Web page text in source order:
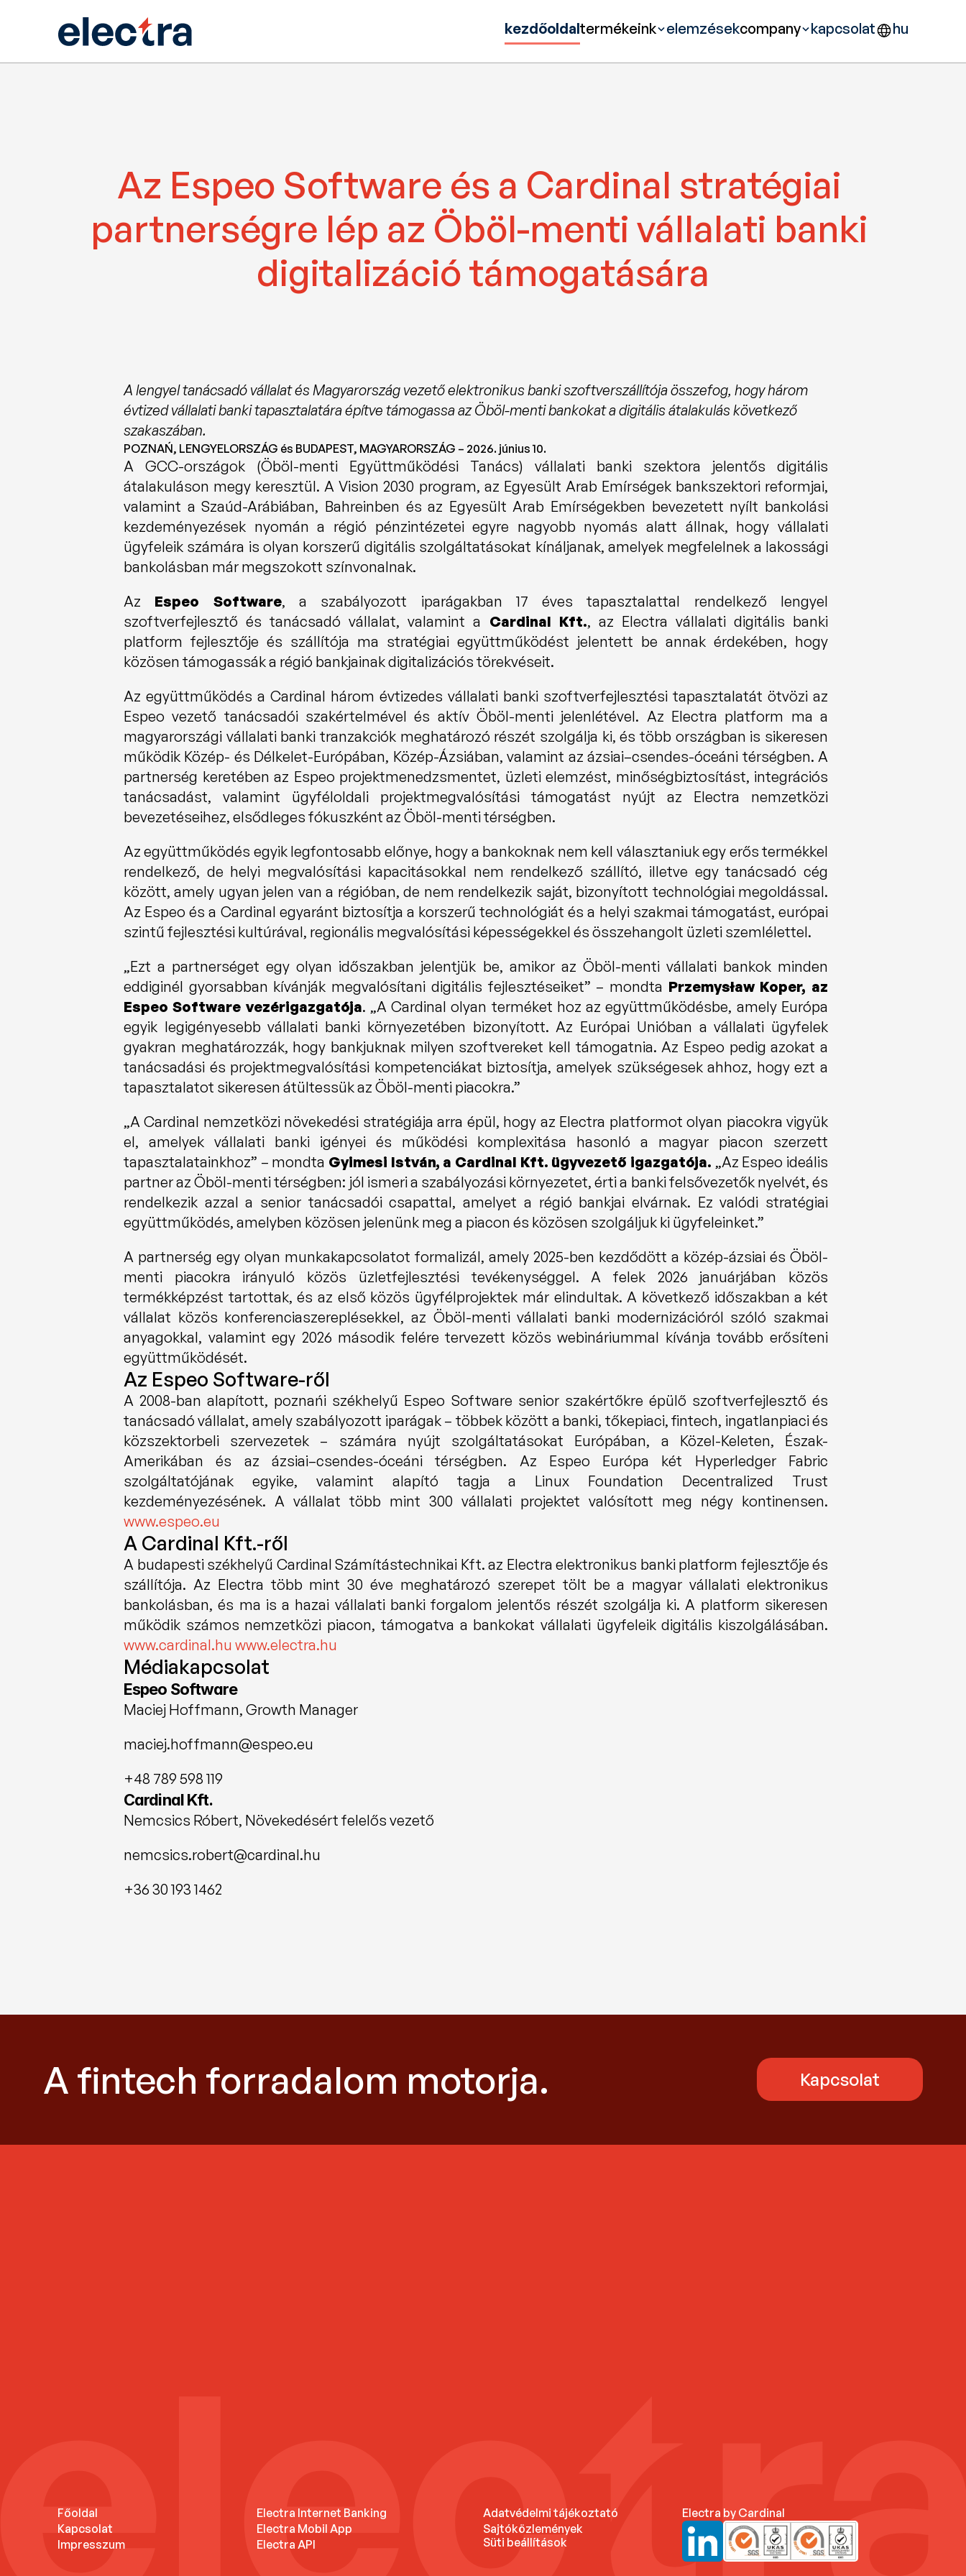
kezdőoldaltermékeink elemzésekcompany kapcsolat hu
Az Espeo Software és a Cardinal stratégiai
partnerségre lép az Öböl-menti vállalati banki
digitalizáció támogatására
A lengyel tanácsadó vállalat és Magyarország vezető elektronikus banki szoftverszállítója összefog, hogy három
évtized vállalati banki tapasztalatára építve támogassa az Öböl-menti bankokat a digitális átalakulás következő
szakaszában.
POZNAŃ, LENGYELORSZÁG és BUDAPEST, MAGYARORSZÁG – 2026. június 10.
A GCC-országok (Öböl-menti Együttműködési Tanács) vállalati banki szektora jelentős digitális
átalakuláson megy keresztül. A Vision 2030 program, az Egyesült Arab Emírségek bankszektori reformjai,
valamint a Szaúd-Arábiában, Bahreinben és az Egyesült Arab Emírségekben bevezetett nyílt bankolási
kezdeményezések nyomán a régió pénzintézetei egyre nagyobb nyomás alatt állnak, hogy vállalati
ügyfeleik számára is olyan korszerű digitális szolgáltatásokat kínáljanak, amelyek megfelelnek a lakossági
bankolásban már megszokott színvonalnak.
Az Espeo Software, a szabályozott iparágakban 17 éves tapasztalattal rendelkező lengyel
szoftverfejlesztő és tanácsadó vállalat, valamint a Cardinal Kft., az Electra vállalati digitális banki
platform fejlesztője és szállítója ma stratégiai együttműködést jelentett be annak érdekében, hogy
közösen támogassák a régió bankjainak digitalizációs törekvéseit.
Az együttműködés a Cardinal három évtizedes vállalati banki szoftverfejlesztési tapasztalatát ötvözi az
Espeo vezető tanácsadói szakértelmével és aktív Öböl-menti jelenlétével. Az Electra platform ma a
magyarországi vállalati banki tranzakciók meghatározó részét szolgálja ki, és több országban is sikeresen
működik Közép- és Délkelet-Európában, Közép-Ázsiában, valamint az ázsiai–csendes-óceáni térségben. A
partnerség keretében az Espeo projektmenedzsmentet, üzleti elemzést, minőségbiztosítást, integrációs
tanácsadást, valamint ügyféloldali projektmegvalósítási támogatást nyújt az Electra nemzetközi
bevezetéseihez, elsődleges fókuszként az Öböl-menti térségben.
Az együttműködés egyik legfontosabb előnye, hogy a bankoknak nem kell választaniuk egy erős termékkel
rendelkező, de helyi megvalósítási kapacitásokkal nem rendelkező szállító, illetve egy tanácsadó cég
között, amely ugyan jelen van a régióban, de nem rendelkezik saját, bizonyított technológiai megoldással.
Az Espeo és a Cardinal egyaránt biztosítja a korszerű technológiát és a helyi szakmai támogatást, európai
szintű fejlesztési kultúrával, regionális megvalósítási képességekkel és összehangolt üzleti szemlélettel.
„Ezt a partnerséget egy olyan időszakban jelentjük be, amikor az Öböl-menti vállalati bankok minden
eddiginél gyorsabban kívánják megvalósítani digitális fejlesztéseiket” – mondta Przemysław Koper, az
Espeo Software vezérigazgatója. „A Cardinal olyan terméket hoz az együttműködésbe, amely Európa
egyik legigényesebb vállalati banki környezetében bizonyított. Az Európai Unióban a vállalati ügyfelek
gyakran meghatározzák, hogy bankjuknak milyen szoftvereket kell támogatnia. Az Espeo pedig azokat a
tanácsadási és projektmegvalósítási kompetenciákat biztosítja, amelyek szükségesek ahhoz, hogy ezt a
tapasztalatot sikeresen átültessük az Öböl-menti piacokra.”
„A Cardinal nemzetközi növekedési stratégiája arra épül, hogy az Electra platformot olyan piacokra vigyük
el, amelyek vállalati banki igényei és működési komplexitása hasonló a magyar piacon szerzett
tapasztalatainkhoz” – mondta Gyimesi István, a Cardinal Kft. ügyvezető igazgatója. „Az Espeo ideális
partner az Öböl-menti térségben: jól ismeri a szabályozási környezetet, érti a banki felsővezetők nyelvét, és
rendelkezik azzal a senior tanácsadói csapattal, amelyet a régió bankjai elvárnak. Ez valódi stratégiai
együttműködés, amelyben közösen jelenünk meg a piacon és közösen szolgáljuk ki ügyfeleinket.”
A partnerség egy olyan munkakapcsolatot formalizál, amely 2025-ben kezdődött a közép-ázsiai és Öböl-
menti piacokra irányuló közös üzletfejlesztési tevékenységgel. A felek 2026 januárjában közös
termékképzést tartottak, és az első közös ügyfélprojektek már elindultak. A következő időszakban a két
vállalat közös konferenciaszereplésekkel, az Öböl-menti vállalati banki modernizációról szóló szakmai
anyagokkal, valamint egy 2026 második felére tervezett közös webináriummal kívánja tovább erősíteni
együttműködését.
Az Espeo Software-ről
A 2008-ban alapított, poznańi székhelyű Espeo Software senior szakértőkre épülő szoftverfejlesztő és
tanácsadó vállalat, amely szabályozott iparágak – többek között a banki, tőkepiaci, fintech, ingatlanpiaci és
közszektorbeli szervezetek – számára nyújt szolgáltatásokat Európában, a Közel-Keleten, Észak-
Amerikában és az ázsiai–csendes-óceáni térségben. Az Espeo Európa két Hyperledger Fabric
szolgáltatójának egyike, valamint alapító tagja a Linux Foundation Decentralized Trust
www.espeo.eu
A Cardinal Kft.-ről
A budapesti székhelyű Cardinal Számítástechnikai Kft. az Electra elektronikus banki platform fejlesztője és
szállítója. Az Electra több mint 30 éve meghatározó szerepet tölt be a magyar vállalati elektronikus
bankolásban, és ma is a hazai vállalati banki forgalom jelentős részét szolgálja ki. A platform sikeresen
www.cardinal.hu www.electra.hu
Médiakapcsolat
Espeo Software
Maciej Hoffmann, Growth Manager
maciej.hoffmann@espeo.eu
+48 789 598 119
Cardinal Kft.
Nemcsics Róbert, Növekedésért felelős vezető
nemcsics.robert@cardinal.hu
+36 30 193 1462
A fintech forradalom motorja. Kapcsolat
Főoldal
Kapcsolat
Impresszum
Electra Internet Banking
Electra Mobil App
Electra API
Adatvédelmi tájékoztató
Sajtóközlemények
Süti beállítások
Electra by Cardinal